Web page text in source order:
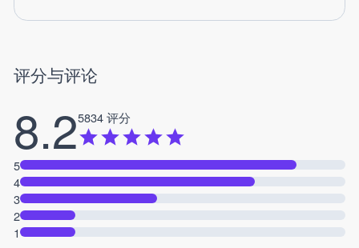
评分与评论
8.25834 评分
5
4
3
2
1